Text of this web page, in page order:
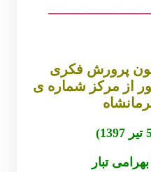
پرورش فکری
از مرکز شماره ی
تبار